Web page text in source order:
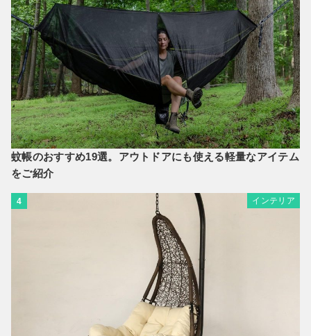
蚊帳のおすすめ19選。アウトドアにも使える軽量なアイテム
をご紹介
4 インテリア